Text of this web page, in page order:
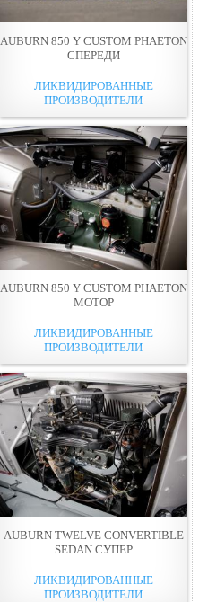
AUBURN 850 Y CUSTOM PHAETON
СПЕРЕДИ
ЛИКВИДИРОВАННЫЕ
ПРОИЗВОДИТЕЛИ
AUBURN 850 Y CUSTOM PHAETON
МОТОР
ЛИКВИДИРОВАННЫЕ
ПРОИЗВОДИТЕЛИ
AUBURN TWELVE CONVERTIBLE
SEDAN СУПЕР
ЛИКВИДИРОВАННЫЕ
ПРОИЗВОДИТЕЛИ